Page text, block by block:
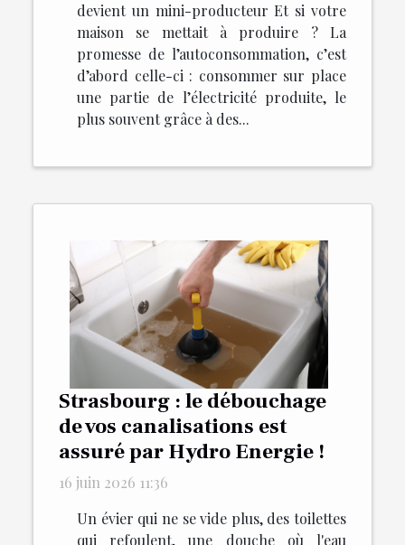
devient un mini-producteur Et si votre
maison se mettait à produire ? La
promesse de l’autoconsommation, c’est
d’abord celle-ci : consommer sur place
une partie de l’électricité produite, le
plus souvent grâce à des...
Strasbourg : le débouchage
de vos canalisations est
assuré par Hydro Energie !
16 juin 2026 11:36
Un évier qui ne se vide plus, des toilettes
qui refoulent, une douche où l'eau